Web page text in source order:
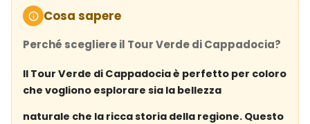
Si consigliano scarpe da camminata comode
L'ordine dell'itinerario potrebbe cambiare a seconda
delle condizioni
Cosa sapere
Perché scegliere il Tour Verde di Cappadocia?
Il Tour Verde di Cappadocia è perfetto per coloro
che vogliono esplorare sia la bellezza
naturale che la ricca storia della regione. Questo